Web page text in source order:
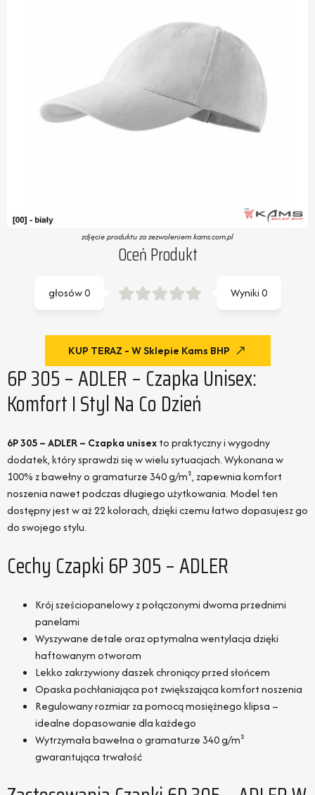
zdjęcie produktu za zezwoleniem kams.com.pl
Oceń Produkt
Wyniki0
głosów0
KUP TERAZ - W Sklepie Kams BHP
6P 305 – ADLER – Czapka Unisex:
Komfort I Styl Na Co Dzień
6P 305 – ADLER – Czapka unisexto praktyczny i wygodny
dodatek, który sprawdzi się w wielu sytuacjach. Wykonana w
100% z bawełny o gramaturze 340 g/m², zapewnia komfort
noszenia nawet podczas długiego użytkowania. Model ten
dostępny jest w aż 22 kolorach, dzięki czemu łatwo dopasujesz go
do swojego stylu.
Cechy Czapki 6P 305 – ADLER
Krój sześciopanelowy z połączonymi dwoma przednimi
panelami
Wyszywane detale oraz optymalna wentylacja dzięki
haftowanym otworom
Lekko zakrzywiony daszek chroniący przed słońcem
Opaska pochłaniająca pot zwiększająca komfort noszenia
Regulowany rozmiar za pomocą mosiężnego klipsa –
idealne dopasowanie dla każdego
Wytrzymała bawełna o gramaturze 340 g/m²
gwarantująca trwałość